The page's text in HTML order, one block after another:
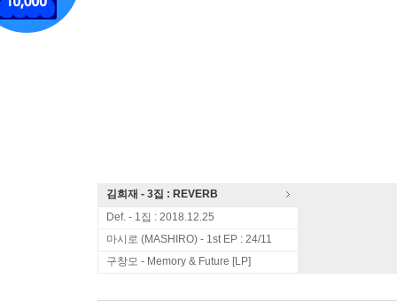
김희재 - 3집 : REVERB
Def. - 1집 : 2018.12.25
마시로 (MASHIRO) - 1st EP : 24/11
구창모 - Memory & Future [LP]